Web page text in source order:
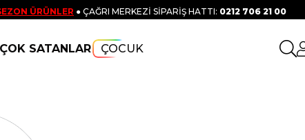
ÜRÜNLER ● ÇAĞRI MERKEZİ SİPARİŞ HATTI: 0212 706 21 00
ÇOK SATANLAR ÇOCUK